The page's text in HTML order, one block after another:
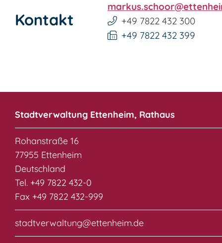
Kontakt
+49 7822 432 300
+49 7822 432 399
Stadtverwaltung Ettenheim, Rathaus
Rohanstraße 16
77955 Ettenheim
Deutschland
Tel. +49 7822 432-0
Fax +49 7822 432-999
stadtverwaltung@ettenheim.de